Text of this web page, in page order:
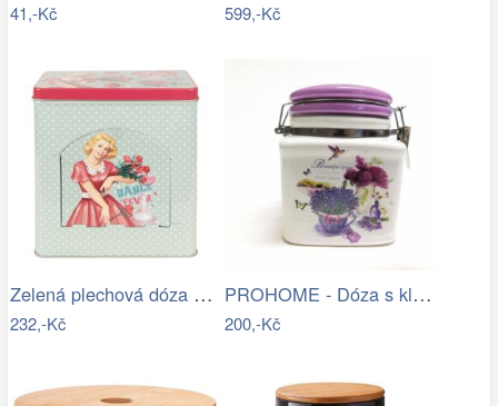
41,-Kč 599,-Kč
Zelená plechová dóza s víkem a otvorem…
232,-Kč
PROHOME - Dóza s klipem Levandule
200,-Kč